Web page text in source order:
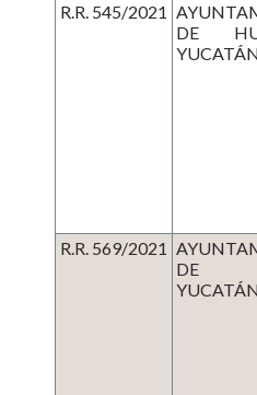
R.R. 545/2021
DE
R.R. 569/2021
DE